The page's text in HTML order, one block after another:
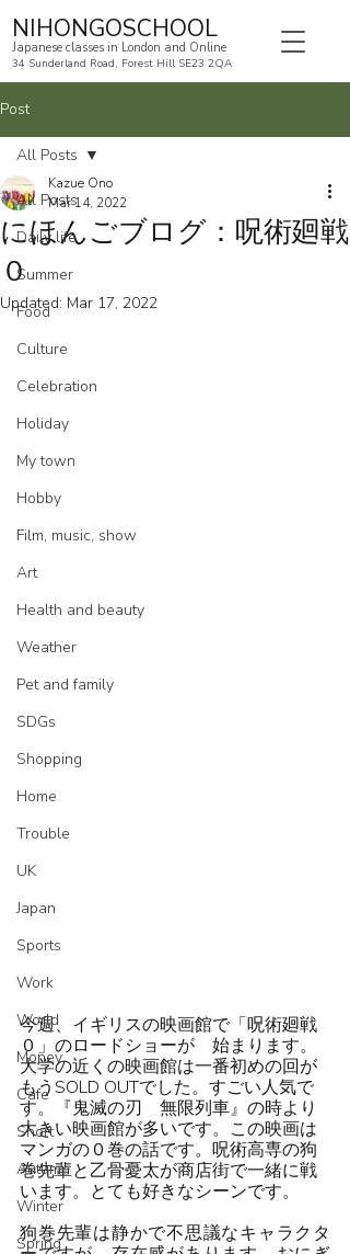
NIHONGOSCHOOL
Japanese classes in London and Online
34 Sunderland Road, Forest Hill SE23 2QA
Post
All Posts
Daily life
Summer
Food
Culture
Celebration
Holiday
My town
Hobby
Film, music, show
Art
Health and beauty
Weather
Pet and family
SDGs
Shopping
Home
Trouble
UK
Japan
Sports
Work
World
Money
Cafe
Short
Autumn
Winter
Spring
All Posts
にほんごブログ：呪術廻戦
０
Kazue Ono
Mar 14, 2022
Updated: Mar 17, 2022
今週、イギリスの映画館で「呪術廻戦
０」のロードショーが　始まります。
大学の近くの映画館は一番初めの回が
もうSOLD OUTでした。すごい人気で
す。『鬼滅の刃　無限列車』の時より
大きい映画館が多いです。この映画は
マンガの０巻の話です。呪術高専の狗
巻先輩と乙骨憂太が商店街で一緒に戦
います。とても好きなシーンです。
狗巻先輩は静かで不思議なキャラクタ